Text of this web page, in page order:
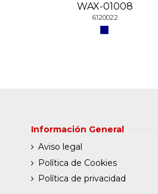
WAX-01008
6120022
Información General
Aviso legal
Política de Cookies
Política de privacidad